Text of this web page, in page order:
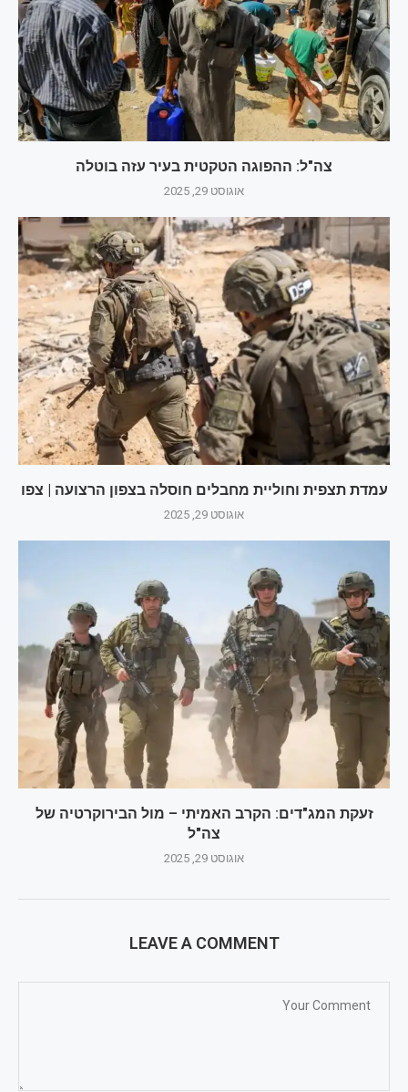
צה"ל: ההפוגה הטקטית בעיר עזה בוטלה
אוגוסט 29, 2025
עמדת תצפית וחוליית מחבלים חוסלה בצפון הרצועה | צפו
אוגוסט 29, 2025
זעקת המג"דים: הקרב האמיתי – מול הבירוקרטיה של
צה"ל
אוגוסט 29, 2025
LEAVE A COMMENT